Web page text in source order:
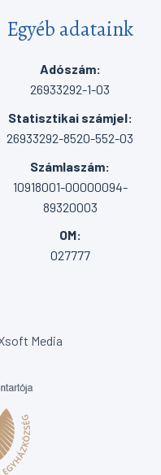
Egyéb adataink
Adószám:
26933292-1-03
Statisztikai számjel:
26933292-8520-552-03
Számlaszám:
10918001-00000094-
89320003
OM:
027777
Media